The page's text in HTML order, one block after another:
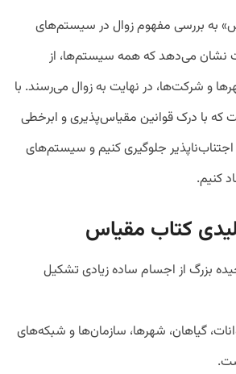
به بررسی مفهوم زوال در سیستم‌های
نشان می‌دهد که همه سیستم‌ها، از
و شرکت‌ها، در نهایت به زوال می‌رسند. با
که با درک قوانین مقیاس‌پذیری و ابرخطی
اجتناب‌ناپذیر جلوگیری کنیم و سیستم‌های
کنیم.
کتاب مقیاس
بزرگ از اجسام ساده زیادی تشکیل
گیاهان، شهرها، سازمان‌ها و شبکه‌های